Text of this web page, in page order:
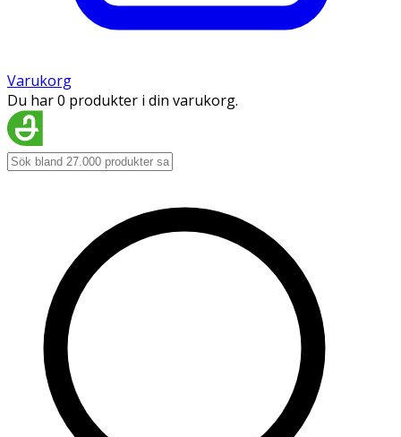
Varukorg
Du har 0 produkter i din varukorg.